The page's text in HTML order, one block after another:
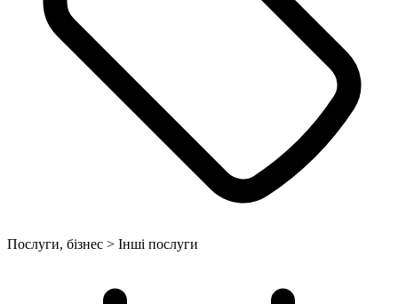
Послуги, бізнес > Інші послуги